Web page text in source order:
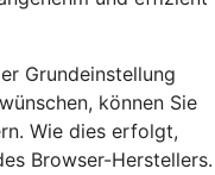
Grundeinstellung
können Sie
Wie dies erfolgt,
Browser-Herstellers.